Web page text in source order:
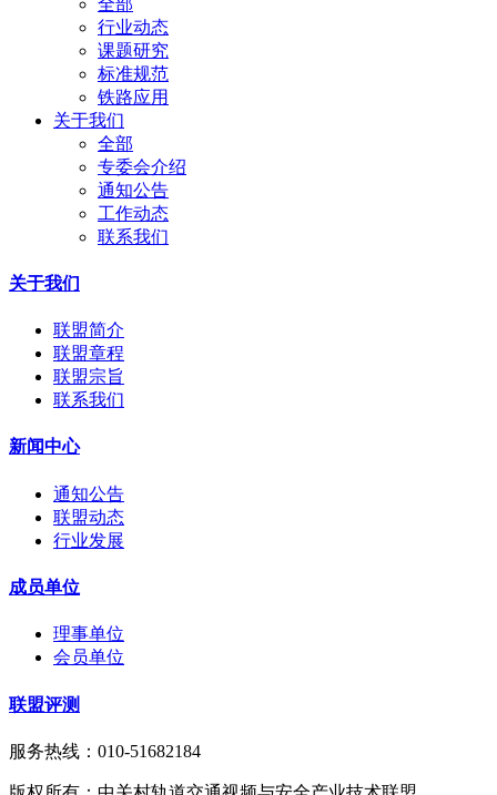
行业动态
课题研究
标准规范
铁路应用
关于我们
全部
专委会介绍
通知公告
工作动态
联系我们
关于我们
联盟简介
联盟章程
联盟宗旨
联系我们
新闻中心
通知公告
联盟动态
行业发展
成员单位
理事单位
会员单位
联盟评测
服务热线：010-51682184